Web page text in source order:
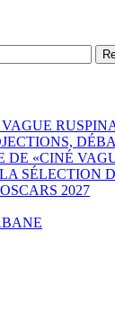
DE «CINÉ
SÉLECTION
2027